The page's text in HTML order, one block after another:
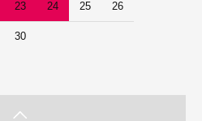
23 24 25 26
30